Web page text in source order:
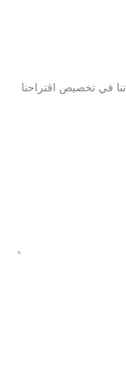
في تخصيص اقتراحنا